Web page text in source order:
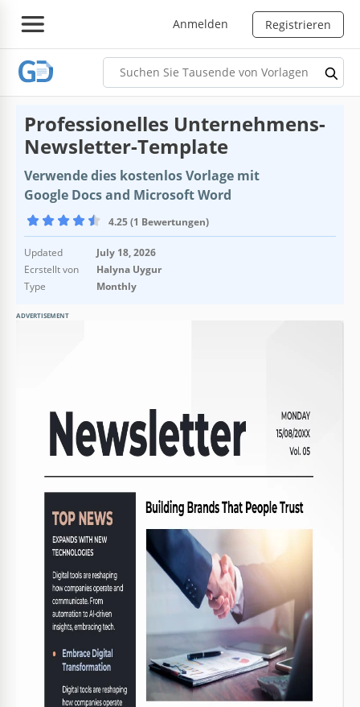
Anmelden Registrieren
Professionelles Unternehmens-
Newsletter-Template
Verwende dies kostenlos Vorlage mit
Google Docs and Microsoft Word
4.25 (1 Bewertungen)
Updated
July 18, 2026
Ecrstellt von
Halyna Uygur
Type
Monthly
ADVERTISEMENT